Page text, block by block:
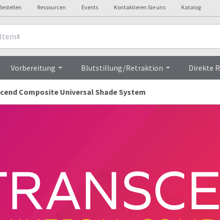
Ressourcen Events Kontaktieren Sie uns Katalog
Vorbereitung Blutstillung/Retraktion Direkte
Composite Universal Shade System